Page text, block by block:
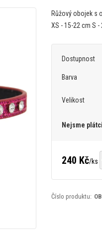
Růžový obojek s
XS - 15-22 cm S
Dostupnost
Barva
Velikost
Nejsme
240 Kč/ks
Číslo produktu: